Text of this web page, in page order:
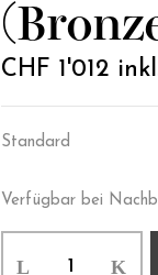
CHF 1'012
Standard
Verfügbar bei